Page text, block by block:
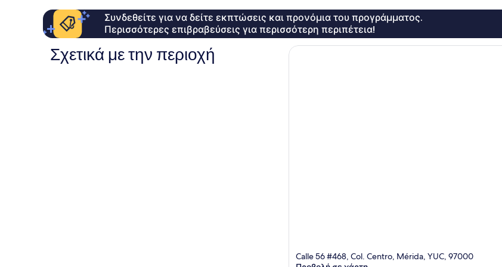
Συνδεθείτε για να δείτε εκπτώσεις και προνόμια του προγράμματος.
Περισσότερες επιβραβεύσεις για περισσότερη περιπέτεια!
Σχετικά με την περιοχή
Calle 56 #468, Col. Centro, Mérida, YUC, 97000